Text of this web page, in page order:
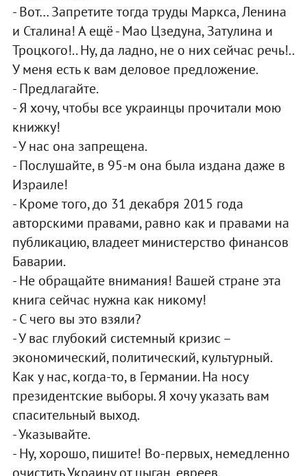
- Вот… Запретите тогда труды Маркса, Ленина
и Сталина! А ещё - Мао Цзедуна, Затулина и
Троцкого!.. Ну, да ладно, не о них сейчас речь!..
У меня есть к вам деловое предложение.
- Предлагайте.
- Я хочу, чтобы все украинцы прочитали мою
книжку!
- У нас она запрещена.
- Послушайте, в 95-м она была издана даже в
Израиле!
- Кроме того, до 31 декабря 2015 года
авторскими правами, равно как и правами на
публикацию, владеет министерство финансов
Баварии.
- Не обращайте внимания! Вашей стране эта
книга сейчас нужна как никому!
- С чего вы это взяли?
- У вас глубокий системный кризис –
экономический, политический, культурный.
Как у нас, когда-то, в Германии. На носу
президентские выборы. Я хочу указать вам
спасительный выход.
- Указывайте.
- Ну, хорошо, пишите! Во-первых, немедленно
очистить Украину от цыган, евреев,